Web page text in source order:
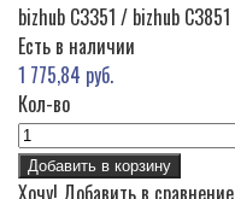
bizhub C3351 / bizhub C3851
Есть в наличии
1 775,84 руб.
Кол-во
Добавить в корзину
Хочу! Добавить в сравнение